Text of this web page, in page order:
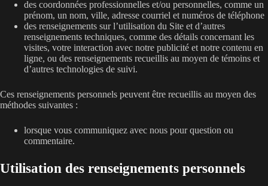
des coordonnées professionnelles et/ou personnelles, comme un
prénom, un nom, ville, adresse courriel et numéros de téléphone
des renseignements sur l’utilisation du Site et d’autres
renseignements techniques, comme des détails concernant les
visites, votre interaction avec notre publicité et notre contenu en
ligne, ou des renseignements recueillis au moyen de témoins et
d’autres technologies de suivi.
Ces renseignements personnels peuvent être recueillis au moyen des
méthodes suivantes :
lorsque vous communiquez avec nous pour question ou
commentaire.
Utilisation des renseignements personnels